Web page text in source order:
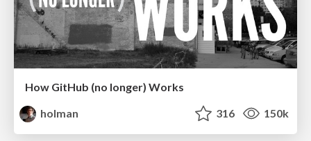
How GitHub (no longer) Works
holman
316 150k